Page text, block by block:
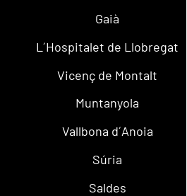
Gaià
L´Hospitalet de Llobregat
Vicenç de Montalt
Muntanyola
Vallbona d´Anoia
Súria
Saldes